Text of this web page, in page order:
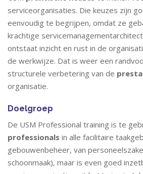
serviceorganisaties. Die keuzes zijn
eenvoudig te begrijpen, omdat ze
krachtige
ontstaat inzicht en rust in de
de werkwijze. Dat is weer een
structurele verbetering van de
organisatie.
Doelgroep
De USM Professional training is te
professionals in alle facilitaire
gebouwenbeheer, van
schoonmaak), maar is even goed